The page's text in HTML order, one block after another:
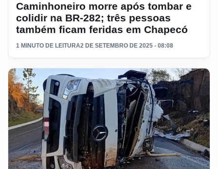
Caminhoneiro morre após tombar e
colidir na BR-282; três pessoas
também ficam feridas em Chapecó
1 MINUTO DE LEITURA2 DE SETEMBRO DE 2025 - 08:08